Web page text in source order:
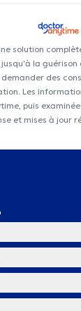
solution
la
des
Les
puis
et mises à jour